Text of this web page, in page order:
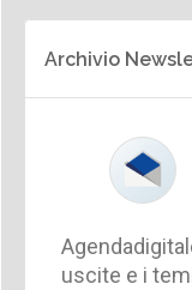
Archivio
uscite e i